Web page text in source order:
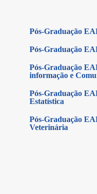
Pós-Graduação
Pós-Graduação
Pós-Graduação
informação e
Pós-Graduação
Estatística
Pós-Graduação
Veterinária